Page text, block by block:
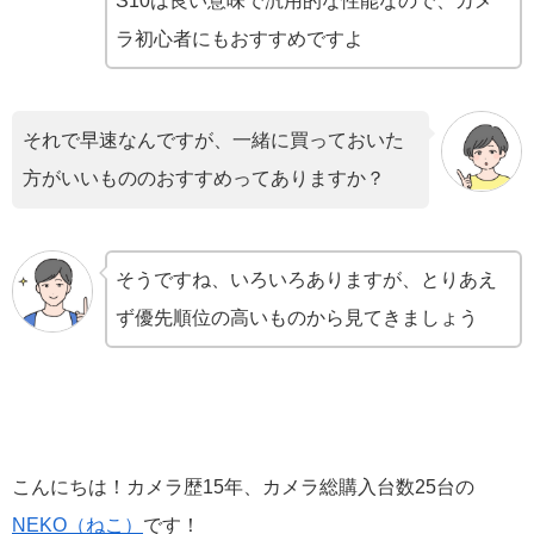
ラ初心者にもおすすめですよ
それで早速なんですが、一緒に買っておいた
方がいいもののおすすめってありますか？
そうですね、いろいろありますが、とりあえ
ず優先順位の高いものから見てきましょう
こんにちは！カメラ歴15年、カメラ総購入台数25台の
NEKO（ねこ） です！